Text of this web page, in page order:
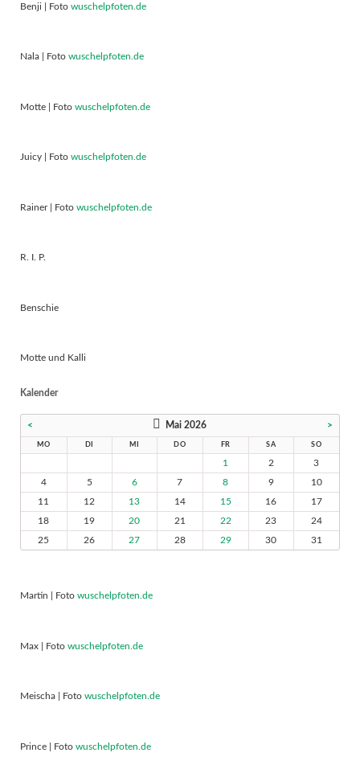
Benji | Foto wuschelpfoten.de
Nala | Foto wuschelpfoten.de
Motte | Foto wuschelpfoten.de
Juicy | Foto wuschelpfoten.de
Rainer | Foto wuschelpfoten.de
R. I. P.
Benschie
Motte und Kalli
Kalender
< Mai 2026 >
MO DI MI DO FR SA SO
1 2
3
4
5 6 7 8 9
10
11
12 13 14 15 16
17
18
19 20 21 22 23
24
25
26 27 28 29 30 31
Martin | Foto wuschelpfoten.de
Max | Foto wuschelpfoten.de
Meischa | Foto wuschelpfoten.de
Prince | Foto wuschelpfoten.de